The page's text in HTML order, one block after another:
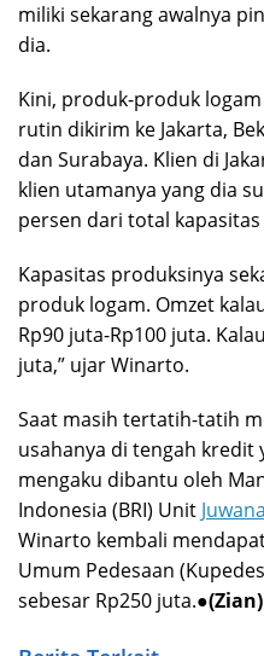
miliki sekarang awalnya
dia.
Kini, produk-produk
rutin dikirim ke Jakarta,
dan Surabaya. Klien di
klien utamanya yang dia
persen dari total
Kapasitas produksinya
produk logam. Omzet
Rp90 juta-Rp100 juta.
juta,” ujar Winarto.
Saat masih tertatih-tatih
usahanya di tengah kredit
mengaku dibantu oleh
Indonesia (BRI) Unit Juwana
Winarto kembali
Umum Pedesaan
sebesar Rp250 juta.●(Zian)